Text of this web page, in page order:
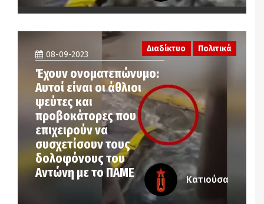
08-09-2023
Έχουν ονοματεπώνυμο:
Αυτοί είναι οι άθλιοι
ψεύτες και
προβοκάτορες που
επιχειρούν να
συσχετίσουν τους
δολοφόνους του
Αντώνη με το ΠΑΜΕ
Διαδίκτυο Πολιτικά
Κατιούσα